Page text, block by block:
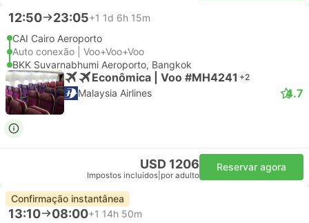
12:50 23:05+1 1d 6h 15m
CAI Cairo Aeroporto
Auto conexão | Voo+Voo+Voo
BKK Suvarnabhumi Aeroporto, Bangkok
Econômica | Voo #MH4241 +2
Malaysia Airlines 4.7
USD 1206
Impostos incluídos por adulto
Reservar agora
Confirmação instantânea
13:10 08:00+1 14h 50m